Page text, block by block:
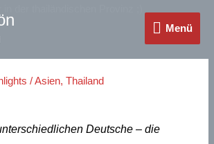
Menü
Menü
/Asien,Thailand
Deutsche – die